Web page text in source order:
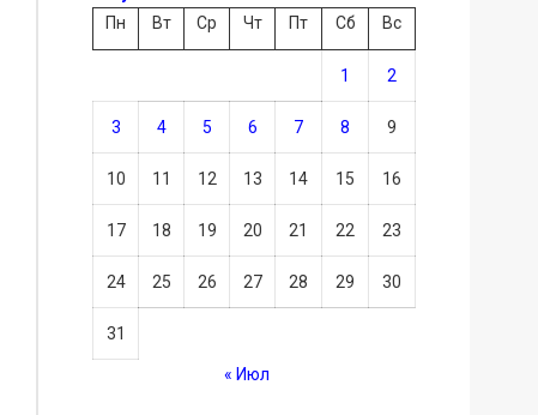
Пн
Вт Ср Чт Пт Сб Вс
1 2
3 4 5 6 7 8 9
10 11 12 13 14 15 16
17 18 19 20 21 22 23
24 25 26 27 28 29 30
31
« Июл